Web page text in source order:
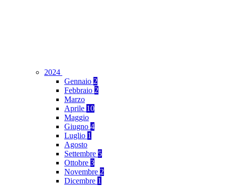
2024
Gennaio 2
Febbraio 2
Marzo
Aprile 10
Maggio
Giugno 4
Luglio 1
Agosto
Settembre 5
Ottobre 3
Novembre 2
Dicembre 1